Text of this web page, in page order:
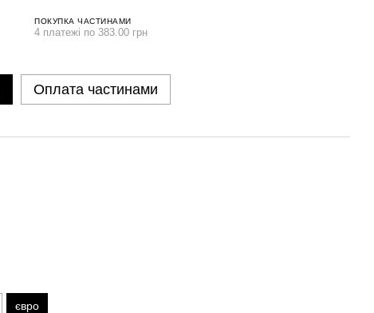
ПОКУПКА ЧАСТИНАМИ
4 платежі по 383.00 грн
Оплата частинами
євро